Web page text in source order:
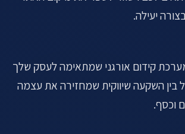
יעילה.
קידום אורגני שמתאימה לעסק שלך
בין השקעה שיווקית שמחזירה את עצמה
וכסף.